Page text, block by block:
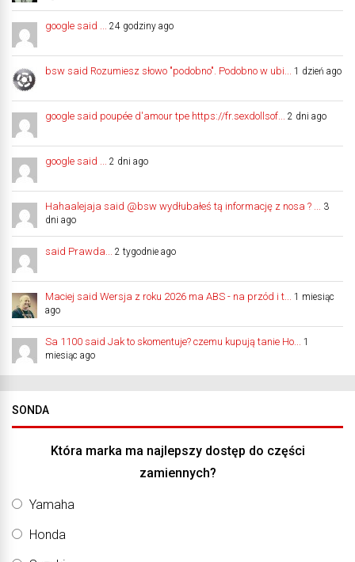
google said ... 24 godziny ago
bsw said Rozumiesz słowo "podobno". Podobno w ubi... 1 dzień ago
google said poupée d'amour tpe https://fr.sexdollsof... 2 dni ago
google said ... 2 dni ago
Hahaalejaja said @bsw wydłubałeś tą informację z nosa ? ...
3
dni ago
said Prawda... 2 tygodnie ago
Maciej said Wersja z roku 2026 ma ABS - na przód i t...
1 miesiąc
ago
Sa 1100 said Jak to skomentuje? czemu kupują tanie Ho...
1
miesiąc ago
SONDA
Która marka ma najlepszy dostęp do części
zamiennych?
Yamaha
Honda